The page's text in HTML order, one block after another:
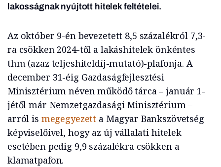
lakosságnak nyújtott hitelek feltételei.
Az október 9-én bevezetett 8,5 százalékról 7,3-
ra csökken 2024-től a lakáshitelek önkéntes
thm (azaz teljeshiteldíj-mutató)-plafonja. A
december 31-éig Gazdaságfejlesztési
Minisztérium néven működő tárca – január 1-
jétől már Nemzetgazdasági Minisztérium –
arról is megegyezett a Magyar Bankszövetség
képviselőivel, hogy az új vállalati hitelek
esetében pedig 9,9 százalékra csökken a
klamatpafon.